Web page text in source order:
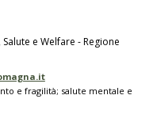
e Welfare - Regione
e fragilità; salute mentale e